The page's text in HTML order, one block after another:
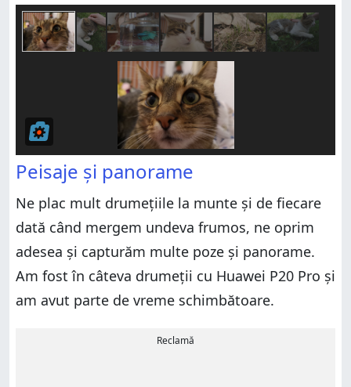
Peisaje și panorame
Ne plac mult drumețiile la munte și de fiecare
dată când mergem undeva frumos, ne oprim
adesea și capturăm multe poze și panorame.
Am fost în câteva drumeții cu Huawei P20 Pro și
am avut parte de vreme schimbătoare.
Reclamă